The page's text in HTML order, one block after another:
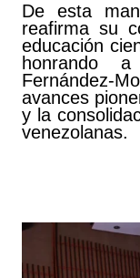
De esta
reafirma su
educación
honrando
Fernández-
avances
y la
venezolanas.